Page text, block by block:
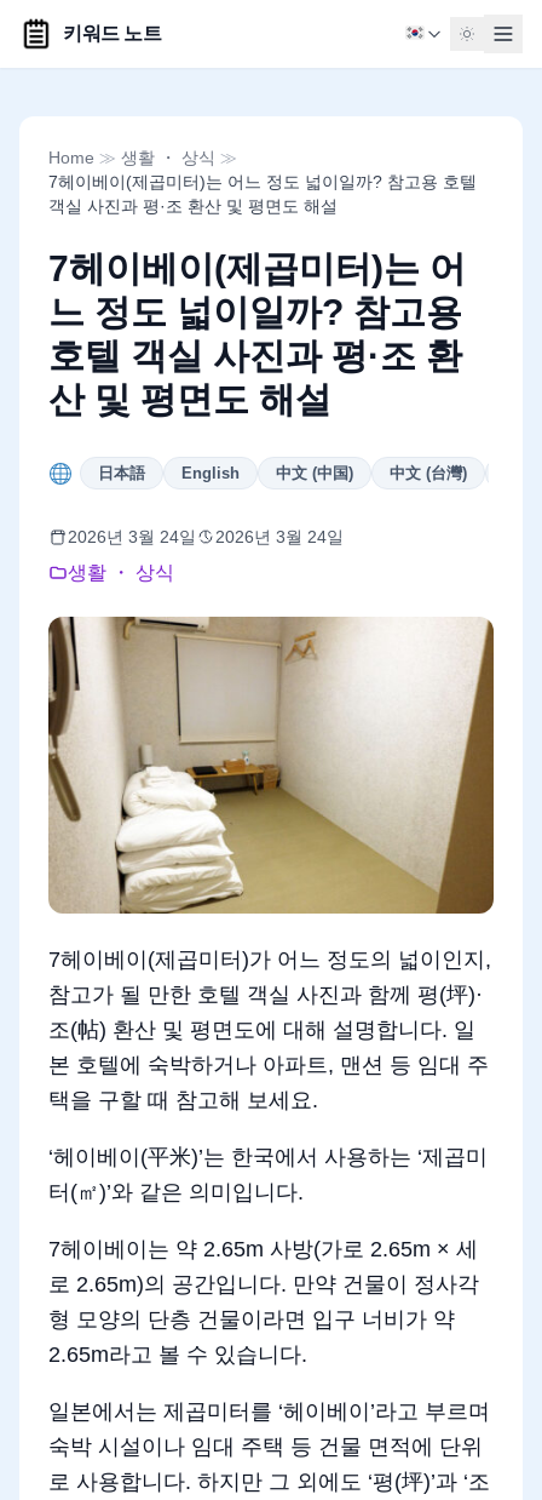
키워드 노트
Home ≫ 생활 ・ 상식 ≫
7헤이베이(제곱미터)는 어느 정도 넓이일까? 참고용 호텔
객실 사진과 평·조 환산 및 평면도 해설
7헤이베이(제곱미터)는 어
느 정도 넓이일까? 참고용
호텔 객실 사진과 평·조 환
산 및 평면도 해설
日本語 English 中文 (中国) 中文 (台灣)
2026년 3월 24일 2026년 3월 24일
생활 ・ 상식
7헤이베이(제곱미터)가 어느 정도의 넓이인지,
참고가 될 만한 호텔 객실 사진과 함께 평(坪)·
조(帖) 환산 및 평면도에 대해 설명합니다. 일
본 호텔에 숙박하거나 아파트, 맨션 등 임대 주
택을 구할 때 참고해 보세요.
‘헤이베이(平米)’는 한국에서 사용하는 ‘제곱미
터(㎡)’와 같은 의미입니다.
7헤이베이는 약 2.65m 사방(가로 2.65m × 세
로 2.65m)의 공간입니다. 만약 건물이 정사각
형 모양의 단층 건물이라면 입구 너비가 약
2.65m라고 볼 수 있습니다.
일본에서는 제곱미터를 ‘헤이베이’라고 부르며
숙박 시설이나 임대 주택 등 건물 면적에 단위
로 사용합니다. 하지만 그 외에도 ‘평(坪)’과 ‘조